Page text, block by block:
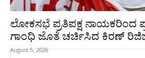
ಲೋಕಸಭೆ ಪ್ರತಿಪಕ್ಷ ನಾಯಕರಿಂದ
ಗಾಂಧಿ ಜೊತೆ ಚರ್ಚಿಸಿದ ಕಿರಣ್‌
August 5, 2026